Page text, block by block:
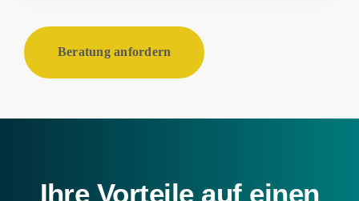
Beratung anfordern
Ihre Vorteile auf einen